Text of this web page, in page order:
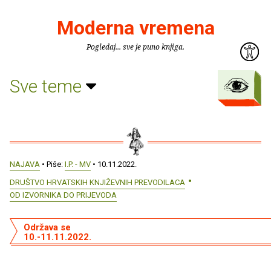
Moderna vremena
Pogledaj... sve je puno knjiga.
Sve teme
NAJAVA • Piše: I.P. - MV • 10.11.2022.
DRUŠTVO HRVATSKIH KNJIŽEVNIH PREVODILACA
OD IZVORNIKA DO PRIJEVODA
Održava se
10.-11.11.2022.